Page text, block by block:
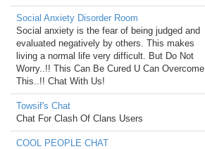
Social Anxiety Disorder Room
Social anxiety is the fear of being judged and
evaluated negatively by others. This makes
living a normal life very difficult. But Do Not
Worry..!! This Can Be Cured U Can Overcome
This..!! Chat With Us!
Towsif's Chat
Chat For Clash Of Clans Users
COOL PEOPLE CHAT